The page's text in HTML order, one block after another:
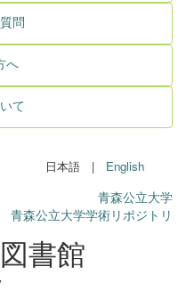
問
へ
て
日本語 | English
青森公立大学
青森公立大学学術リポジトリ
書館